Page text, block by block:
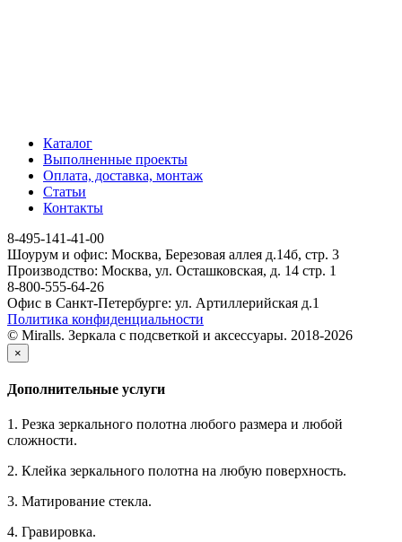
Каталог
Выполненные проекты
Оплата, доставка, монтаж
Статьи
Контакты
8-495-141-41-00
Шоурум и офис: Москва, Березовая аллея д.14б, стр. 3
Производство: Москва, ул. Осташковская, д. 14 стр. 1
8-800-555-64-26
Офис в Санкт-Петербурге: ул. Артиллерийская д.1
Политика конфиденциальности
© Miralls. Зеркала с подсветкой и аксессуары. 2018-2026
×
Дополнительные услуги
1. Резка зеркального полотна любого размера и любой
сложности.
2. Клейка зеркального полотна на любую поверхность.
3. Матирование стекла.
4. Гравировка.